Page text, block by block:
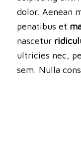
dolor. Aenean
penatibus et
nascetur
ultricies nec,
sem. Nulla